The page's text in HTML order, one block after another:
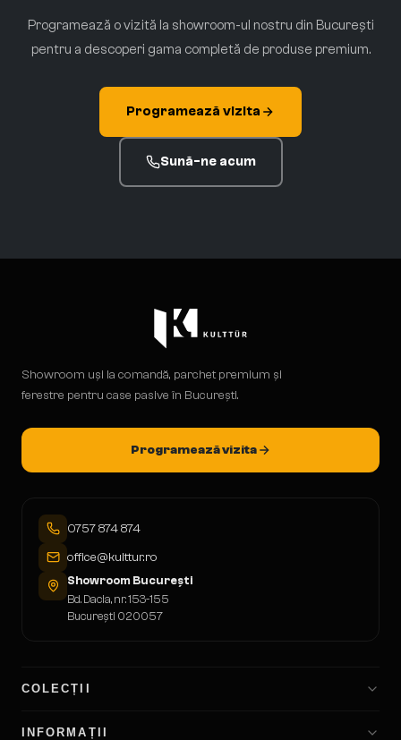
Programează o vizită la showroom-ul nostru din București
pentru a descoperi gama completă de produse premium.
Programează vizita
Sună-ne acum
Showroom uși la comandă, parchet premium și
ferestre pentru case pasive în București.
Programează vizita
0757 874 874
office@kulttur.ro
Showroom București
Bd. Dacia, nr. 153-155
București 020057
COLECȚII
INFORMAȚII